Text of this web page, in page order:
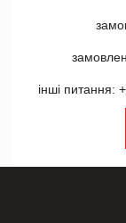
інші питання: